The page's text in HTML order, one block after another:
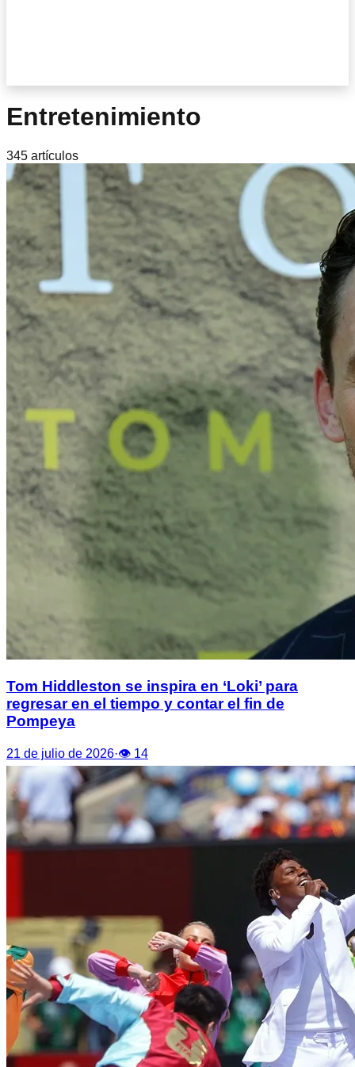
Entretenimiento
345 artículos
Tom Hiddleston se inspira en ‘Loki’ para
regresar en el tiempo y contar el fin de
Pompeya
21 de julio de 2026·👁 14